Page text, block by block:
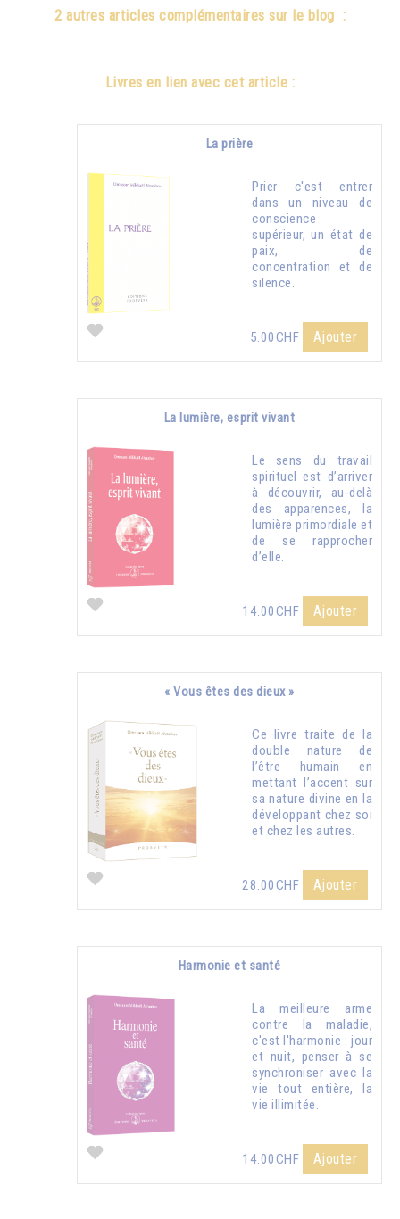
2 autres articles complémentaires sur le blog :
Livres en lien avec cet article :
La prière
Prier c'est entrer
dans un niveau de
conscience
supérieur, un état de
paix, de
concentration et de
silence.
5.00CHF Ajouter
La lumière, esprit vivant
Le sens du travail
spirituel est d’arriver
à découvrir, au-delà
des apparences, la
lumière primordiale et
de se rapprocher
d’elle.
14.00CHF Ajouter
« Vous êtes des dieux »
Ce livre traite de la
double nature de
l’être humain en
mettant l’accent sur
sa nature divine en la
développant chez soi
et chez les autres.
28.00CHF Ajouter
Harmonie et santé
La meilleure arme
contre la maladie,
c'est l'harmonie : jour
et nuit, penser à se
synchroniser avec la
vie tout entière, la
vie illimitée.
14.00CHF Ajouter